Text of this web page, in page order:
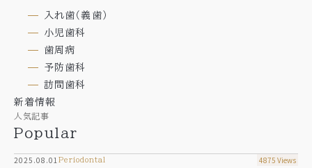
エクソソーム点滴
ブログ
サイトマップ
入れ歯（義歯）
小児歯科
歯周病
予防歯科
訪問歯科
新着情報
人気記事
Popular
2025.08.01 periodontal 4875 Views